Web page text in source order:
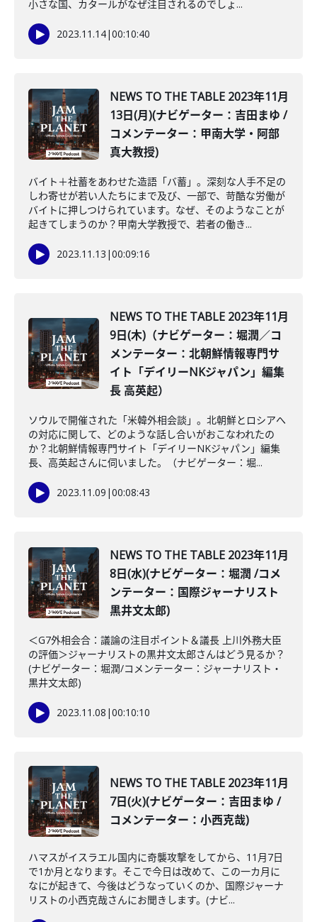
小さな国、カタールがなぜ注目されるのでしょ...
2023.11.14|00:10:40
NEWS TO THE TABLE 2023年11月
13日(月)(ナビゲーター：吉田まゆ /
コメンテーター：甲南大学・阿部
真大教授)
バイト＋社蓄をあわせた造語「バ蓄」。深刻な人手不足の
しわ寄せが若い人たちにまで及び、一部で、苛酷な労働が
バイトに押しつけられています。なぜ、そのようなことが
起きてしまうのか？甲南大学教授で、若者の働き...
2023.11.13 |00:09:16
NEWS TO THE TABLE 2023年11月
9日(木)（ナビゲーター：堀潤／コ
メンテーター：北朝鮮情報専門サ
イト「デイリーNKジャパン」編集
長 高英起）
ソウルで開催された「米韓外相会談」。北朝鮮とロシアへ
の対応に関して、どのような話し合いがおこなわれたの
か？北朝鮮情報専門サイト「デイリーNKジャパン」編集
長、高英起さんに伺いました。（ナビゲーター：堀...
2023.11.09 |00:08:43
NEWS TO THE TABLE 2023年11月
8日(水)(ナビゲーター：堀潤 /コメ
ンテーター：国際ジャーナリスト
黒井文太郎)
＜G7外相会合：議論の注目ポイント＆議長 上川外務大臣
の評価＞ジャーナリストの黒井文太郎さんはどう見るか？
(ナビゲーター：堀潤/コメンテーター：ジャーナリスト・
黒井文太郎)
2023.11.08 |00:10:10
NEWS TO THE TABLE 2023年11月
7日(火)(ナビゲーター：吉田まゆ /
コメンテーター：小西克哉)
ハマスがイスラエル国内に奇襲攻撃をしてから、11月7日
で1か月となります。そこで今日は改めて、この一カ月に
なにが起きて、今後はどうなっていくのか、国際ジャーナ
リストの小西克哉さんにお聞きします。(ナビ...